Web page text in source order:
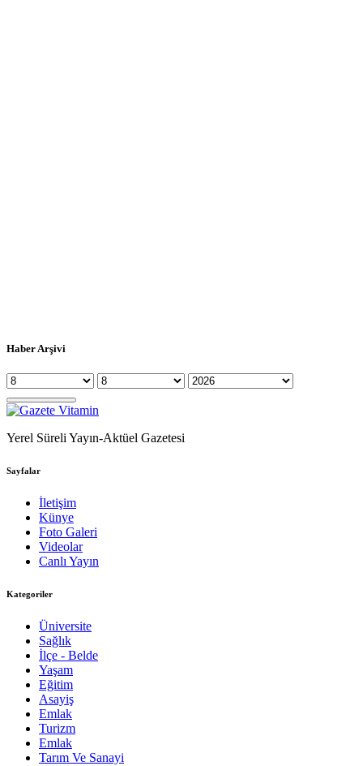
Haber Arşivi
Yerel Süreli Yayın-Aktüel Gazetesi
Sayfalar
İletişim
Künye
Foto Galeri
Videolar
Canlı Yayın
Kategoriler
Üniversite
Sağlık
İlçe - Belde
Yaşam
Eğitim
Asayiş
Emlak
Turizm
Emlak
Tarım Ve Sanayi